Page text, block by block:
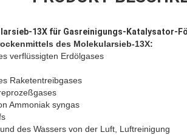
13X für Gasreinigungs-Katalysator-
des Molekularsieb-13X:
verflüssigten Erdölgases
Raketentreibgases
Ammoniak syngas
des Wassers von der Luft, Luftreinigung